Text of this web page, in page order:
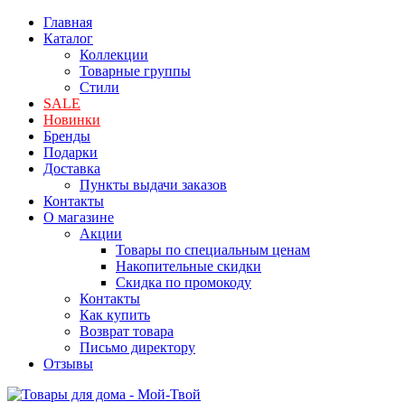
Главная
Каталог
Коллекции
Товарные группы
Стили
SALE
Новинки
Бренды
Подарки
Доставка
Пункты выдачи заказов
Контакты
О магазине
Акции
Товары по специальным ценам
Накопительные скидки
Скидка по промокоду
Контакты
Как купить
Возврат товара
Письмо директору
Отзывы